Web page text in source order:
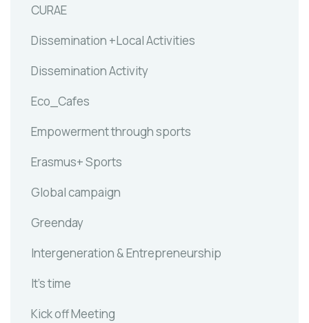
CURAE
Dissemination +Local Activities
Dissemination Activity
Eco_Cafes
Empowerment through sports
Erasmus+ Sports
Global campaign
Greenday
Intergeneration & Entrepreneurship
It's time
Kick off Meeting